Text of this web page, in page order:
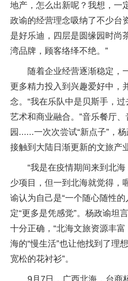
地产，怎么出新呢？我想，一
政谕的经营理念吸纳了不少台
是好乐迪，四层是圆缘园时尚
湾品牌，顾客络绎不绝。”
随着企业经营逐渐稳定，
更多精力投入到兴趣爱好中，
念。“我在乐队中是贝斯手，
艺术和商业融合。”音乐餐厅
园......一次次尝试“新点子”，
接触到大陆日渐更新的文旅产
“我是在疫情期间来到北
少项目，但一到北海就觉得，
谕认为自己是“一个随心随性
定“更多是凭感觉”。杨政谕坦
十分正确，“北海文旅资源丰
海的“慢生活”也让他找到了理
宽松的花衬衫”。